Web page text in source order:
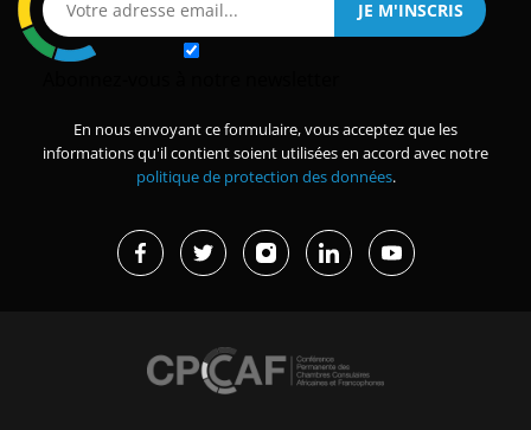
En nous envoyant ce formulaire, vous acceptez que les
informations qu'il contient soient utilisées en accord avec notre
politique de protection des données.